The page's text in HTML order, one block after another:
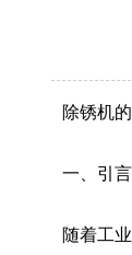
除锈机
一、引言
随着工